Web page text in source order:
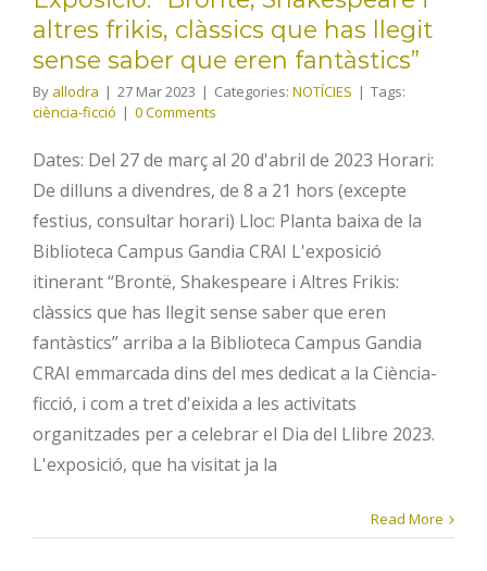
fantàstics”
altres frikis, clàssics que has llegit
sense saber que eren fantàstics”
By allodra | 27 Mar 2023 | Categories: NOTÍCIES | Tags:
ciència-ficció | 0 Comments
Dates: Del 27 de març al 20 d'abril de 2023 Horari:
De dilluns a divendres, de 8 a 21 hors (excepte
festius, consultar horari) Lloc: Planta baixa de la
Biblioteca Campus Gandia CRAI L'exposició
itinerant “Brontë, Shakespeare i Altres Frikis:
clàssics que has llegit sense saber que eren
fantàstics” arriba a la Biblioteca Campus Gandia
CRAI emmarcada dins del mes dedicat a la Ciència-
ficció, i com a tret d'eixida a les activitats
organitzades per a celebrar el Dia del Llibre 2023.
L'exposició, que ha visitat ja la
Read More